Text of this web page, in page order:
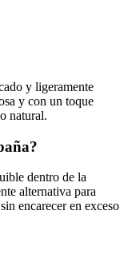
y ligeramente
y con un toque
natural.
dentro de la
alternativa para
encarecer en exceso